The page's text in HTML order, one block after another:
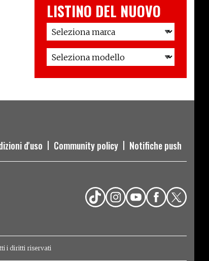
LISTINO DEL NUOVO
d'uso Community policy Notifiche push
i diritti riservati